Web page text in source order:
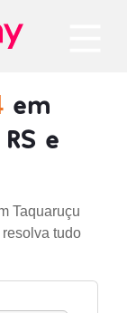
em
e
Taquaruçu
tudo